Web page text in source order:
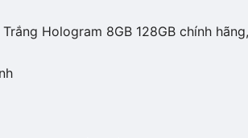
Hologram 8GB 128GB chính